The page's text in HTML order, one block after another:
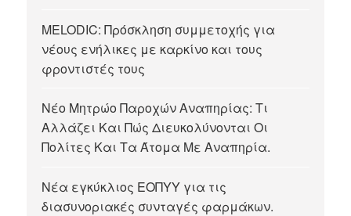
MELODIC: Πρόσκληση συμμετοχής για
νέους ενήλικες με καρκίνο και τους
φροντιστές τους
Νέο Μητρώο Παροχών Αναπηρίας: Τι
Αλλάζει Και Πώς Διευκολύνονται Οι
Πολίτες Και Τα Άτομα Με Αναπηρία.
Νέα εγκύκλιος ΕΟΠΥΥ για τις
διασυνοριακές συνταγές φαρμάκων.